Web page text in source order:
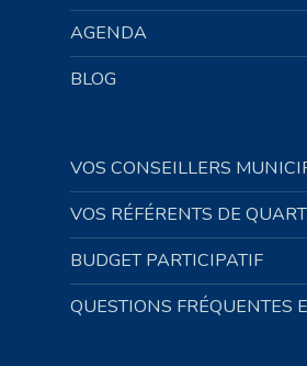
AGENDA
BLOG
VOS CONSEILLERS
VOS RÉFÉRENTS DE
BUDGET PARTICIPATIF
QUESTIONS FRÉQUENTES